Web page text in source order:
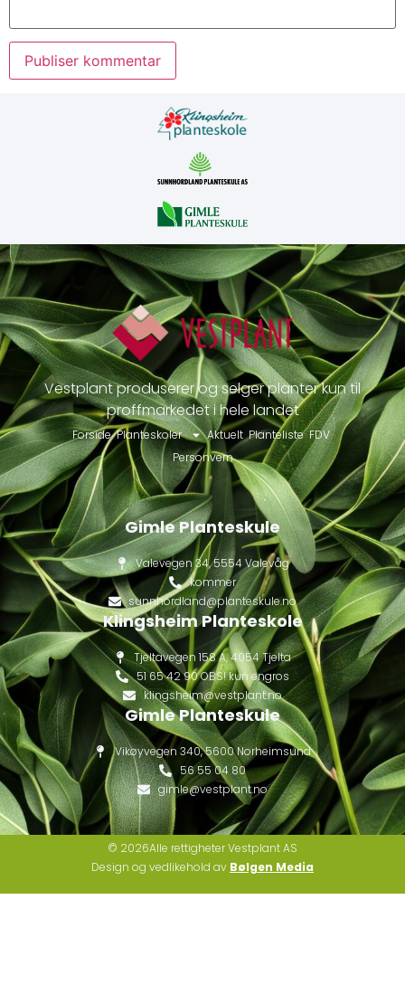
Vestplant produserer og selger planter kun til
proffmarkedet i hele landet
Forside Planteskoler Aktuelt Planteliste FDV
Personvern
Gimle Planteskule
Valevegen 34, 5554 Valevåg
kommer
sunnhordland@planteskule.no
Klingsheim Planteskole
Tjeltavegen 158 A, 4054 Tjelta
51 65 42 90 OBS! kun engros
klingsheim@vestplant.no
Gimle Planteskule
Vikøyvegen 340, 5600 Norheimsund
56 55 04 80
gimle@vestplant.no
© 2026Alle rettigheter Vestplant AS
Design og vedlikehold av Bølgen Media